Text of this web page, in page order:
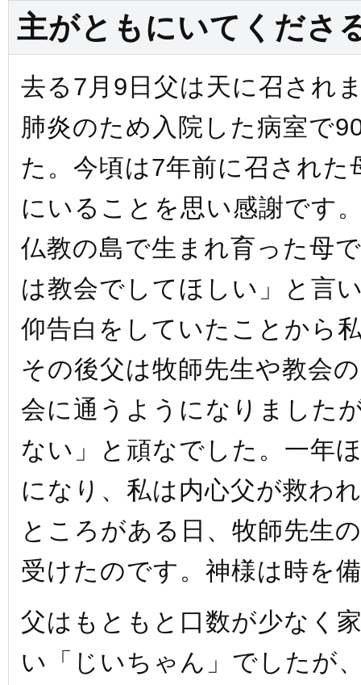
主がともにいてくだ
去る7月9日父は天に召され
肺炎のため入院した病室で
た。今頃は7年前に召され
にいることを思い感謝です
仏教の島で生まれ育った母
は教会でしてほしい」と言
仰告白をしていたことから
その後父は牧師先生や教会
会に通うようになりました
ない」と頑なでした。一年
になり、私は内心父が救わ
ところがある日、牧師先生
受けたのです。神様は時を
父はもともと口数が少なく
い「じいちゃん」でしたが